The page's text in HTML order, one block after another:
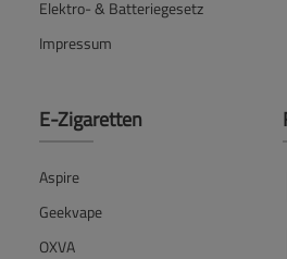
Elektro- & Batteriegesetz
Impressum
E-Zigaretten
Aspire
Geekvape
OXVA